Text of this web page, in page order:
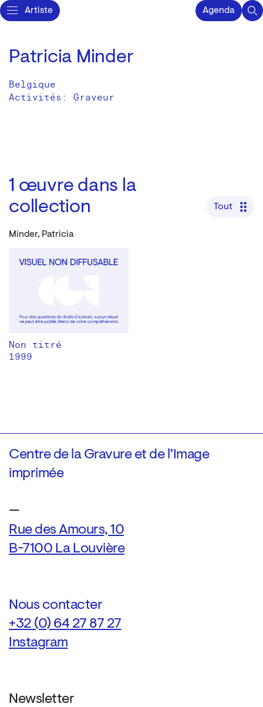
Artiste Agenda
Patricia Minder
Belgique
Activités: Graveur
1 œuvre dans la
collection
Tout
Minder, Patricia
Non titré
1999
Centre de la Gravure et de l’Image
imprimée
—
Rue des Amours, 10
B-7100 La Louvière
Nous contacter
+32 (0) 64 27 87 27
Instagram
Newsletter